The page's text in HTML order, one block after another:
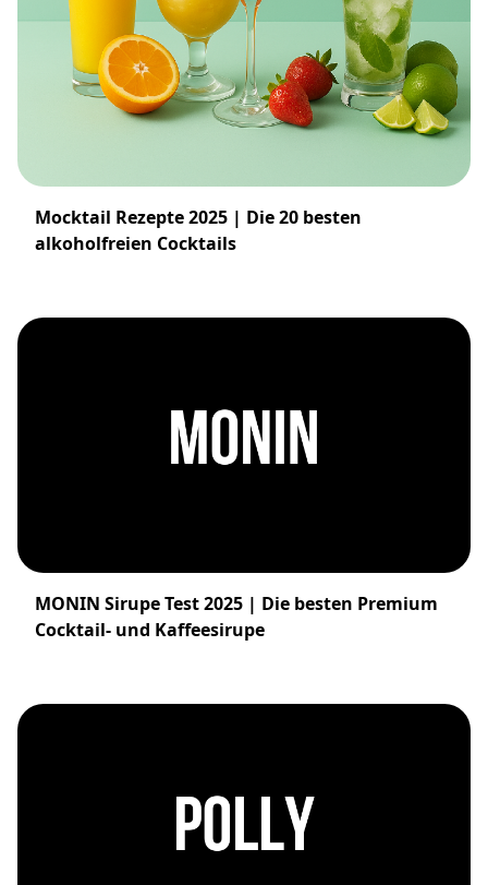
Mocktail Rezepte 2025 | Die 20 besten
alkoholfreien Cocktails
MONIN Sirupe Test 2025 | Die besten Premium
Cocktail- und Kaffeesirupe